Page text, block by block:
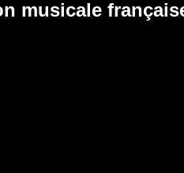
musicale